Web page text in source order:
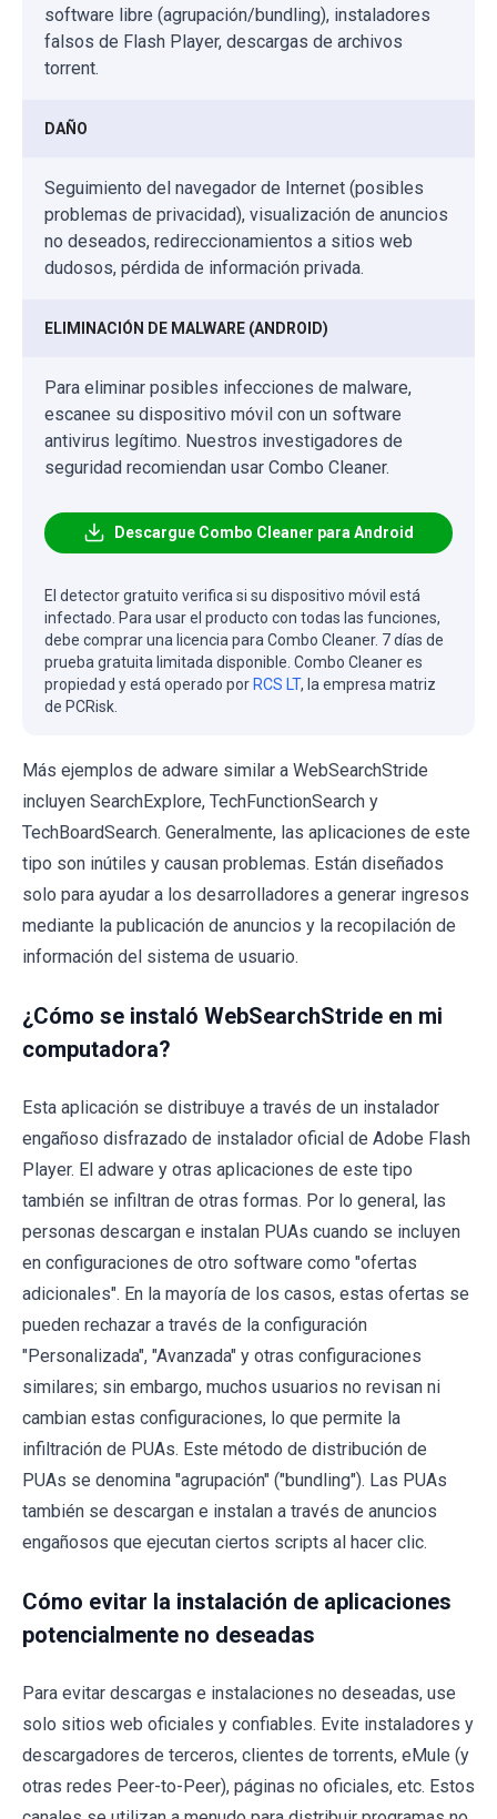
software libre (agrupación/bundling), instaladores
falsos de Flash Player, descargas de archivos
torrent.
DAÑO
Seguimiento del navegador de Internet (posibles
problemas de privacidad), visualización de anuncios
no deseados, redireccionamientos a sitios web
dudosos, pérdida de información privada.
ELIMINACIÓN DE MALWARE (ANDROID)
Para eliminar posibles infecciones de malware,
escanee su dispositivo móvil con un software
antivirus legítimo. Nuestros investigadores de
seguridad recomiendan usar Combo Cleaner.
Descargue Combo Cleaner para Android
El detector gratuito verifica si su dispositivo móvil está
infectado. Para usar el producto con todas las funciones,
debe comprar una licencia para Combo Cleaner. 7 días de
prueba gratuita limitada disponible. Combo Cleaner es
propiedad y está operado por RCS LT, la empresa matriz
de PCRisk.
Más ejemplos de adware similar a WebSearchStride
incluyen SearchExplore, TechFunctionSearch y
TechBoardSearch. Generalmente, las aplicaciones de este
tipo son inútiles y causan problemas. Están diseñados
solo para ayudar a los desarrolladores a generar ingresos
mediante la publicación de anuncios y la recopilación de
información del sistema de usuario.
¿Cómo se instaló WebSearchStride en mi
computadora?
Esta aplicación se distribuye a través de un instalador
engañoso disfrazado de instalador oficial de Adobe Flash
Player. El adware y otras aplicaciones de este tipo
también se infiltran de otras formas. Por lo general, las
personas descargan e instalan PUAs cuando se incluyen
en configuraciones de otro software como "ofertas
adicionales". En la mayoría de los casos, estas ofertas se
pueden rechazar a través de la configuración
"Personalizada", "Avanzada" y otras configuraciones
similares; sin embargo, muchos usuarios no revisan ni
cambian estas configuraciones, lo que permite la
infiltración de PUAs. Este método de distribución de
PUAs se denomina "agrupación" ("bundling"). Las PUAs
también se descargan e instalan a través de anuncios
engañosos que ejecutan ciertos scripts al hacer clic.
Cómo evitar la instalación de aplicaciones
potencialmente no deseadas
Para evitar descargas e instalaciones no deseadas, use
solo sitios web oficiales y confiables. Evite instaladores y
descargadores de terceros, clientes de torrents, eMule (y
otras redes Peer-to-Peer), páginas no oficiales, etc. Estos